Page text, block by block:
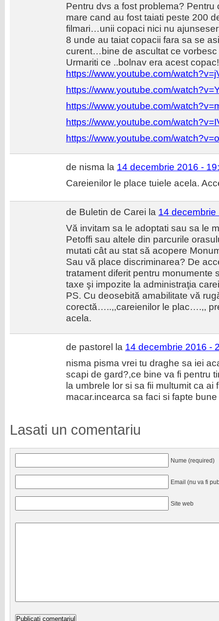
Pentru dvs a fost problema?
mare cand au fost taiati peste 200
filmari…unii copaci nici nu
8 unde au taiat copacii fara sa se
curent…bine de ascultat ce
Urmariti ce ..bolnav era acest copac!
https://www.youtube.com/
https://www.youtube.com/
https://www.youtube.com/
https://www.youtube.com/
https://www.youtube.com/
de nisma la 14 decembrie 2016 -
Careienilor le place tuiele acela.
de Buletin de Carei la 14 decembrie
Vă invitam sa le adoptati sau sa le
Petoffi sau altele din parcurile
mutati cât au stat să acopere
Sau vă place discriminarea? De
tratament diferit pentru monumente
taxe şi impozite la administraţia
PS. Cu deosebită amabilitate vă
corectă…..,,careienilor le plac….,,
acela.
de pastorel la 14 decembrie 2016 -
nisma pisma vrei tu draghe sa iei
scapi de gard?,ce bine va fi pentru
la umbrele lor si sa fii multumit ca ai
macar.incearca sa faci si fapte
Lasati un comentariu
Nume (required)
Email (nu va fi
Site web